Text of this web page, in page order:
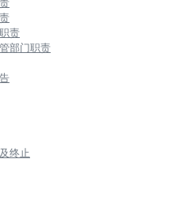
责
部门职责
终止